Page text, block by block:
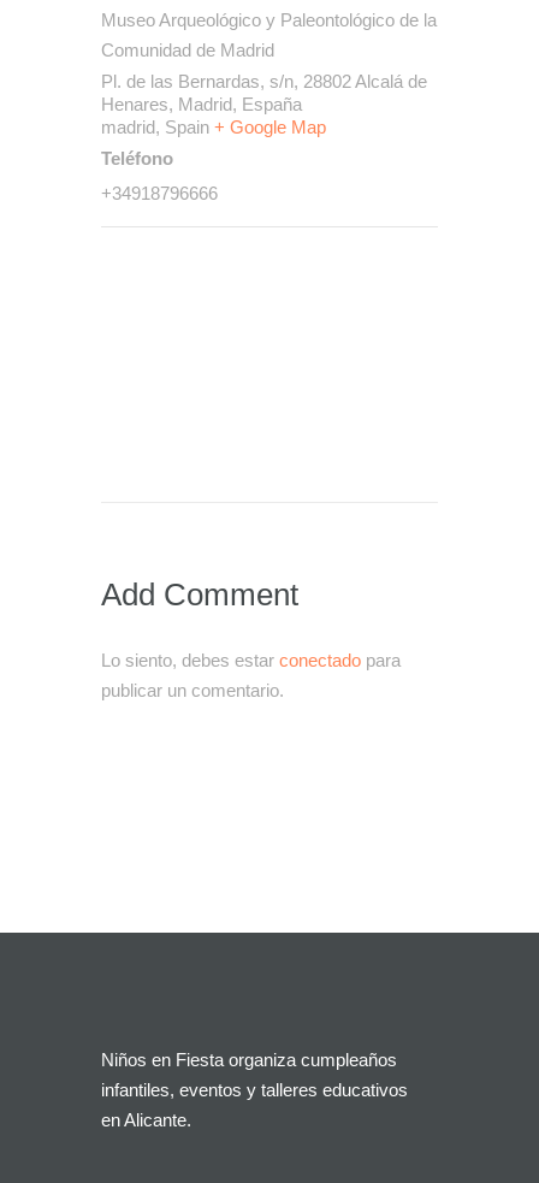
Museo Arqueológico y Paleontológico de la
Comunidad de Madrid
Pl. de las Bernardas, s/n, 28802 Alcalá de
Henares, Madrid, España
madrid, Spain + Google Map
Teléfono
+34918796666
Add Comment
Lo siento, debes estar conectado para
publicar un comentario.
Niños en Fiesta organiza cumpleaños
infantiles, eventos y talleres educativos
en Alicante.